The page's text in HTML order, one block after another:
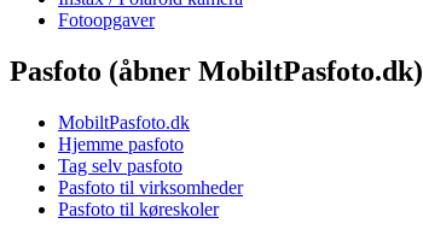
Fotoopgaver
Pasfoto (åbner MobiltPasfoto.dk)
MobiltPasfoto.dk
Hjemme pasfoto
Tag selv pasfoto
Pasfoto til virksomheder
Pasfoto til køreskoler